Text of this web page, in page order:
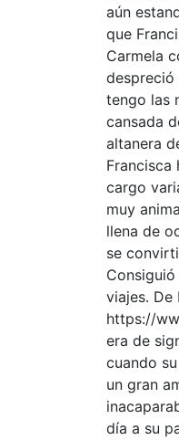
aún
que
Carmela
despreció
tengo las
cansada
altanera
Francisca
cargo
muy
llena de
se
viajes. De
https://
era de
cuando
un gran
día a su